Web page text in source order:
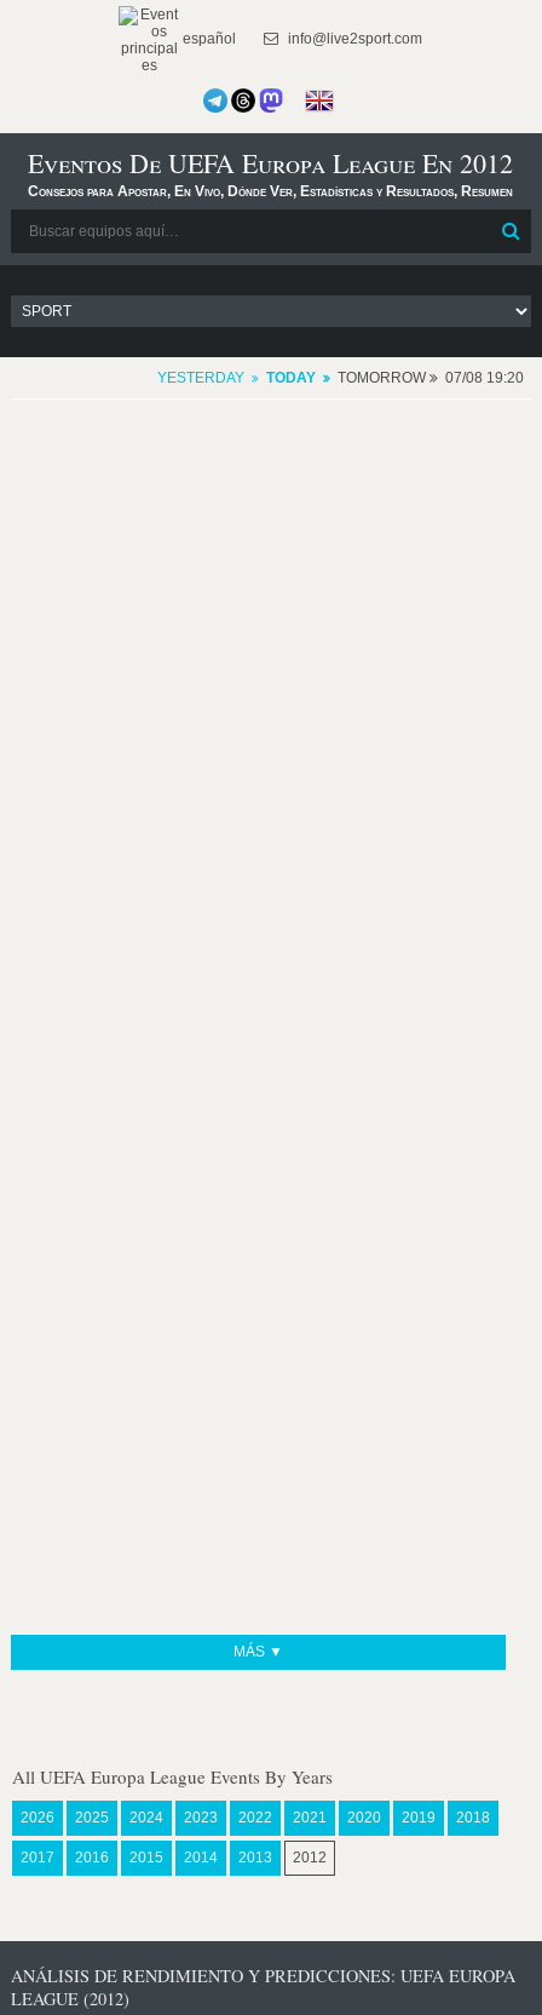
español info@live2sport.com
Eventos De UEFA Europa League En 2012
Consejos para Apostar, En Vivo, Dónde Ver, Estadísticas y Resultados, Resumen
YESTERDAY TODAY TOMORROW 07/08 19:20
MÁS ▼
All UEFA Europa League Events By Years
2026 2025 2024 2023 2022 2021 2020 2019 2018
2017 2016 2015 2014 2013 2012
ANÁLISIS DE RENDIMIENTO Y PREDICCIONES: UEFA EUROPA
LEAGUE (2012)